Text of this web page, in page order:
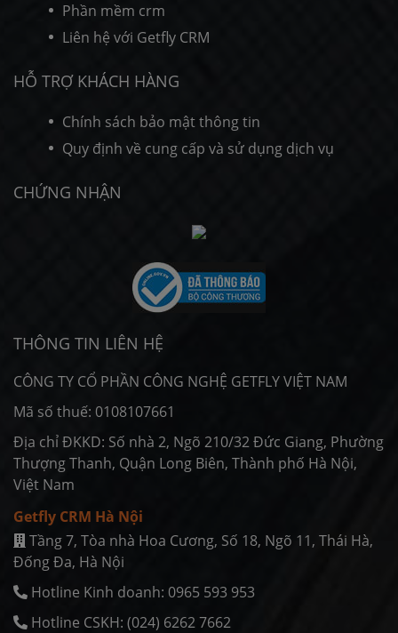
Phần mềm crm
Liên hệ với Getfly CRM
HỖ TRỢ KHÁCH HÀNG
Chính sách bảo mật thông tin
Quy định về cung cấp và sử dụng dịch vụ
CHỨNG NHẬN
THÔNG TIN LIÊN HỆ
CÔNG TY CỔ PHẦN CÔNG NGHỆ GETFLY VIỆT NAM
Mã số thuế: 0108107661
Địa chỉ ĐKKD: Số nhà 2, Ngõ 210/32 Đức Giang, Phường
Thượng Thanh, Quận Long Biên, Thành phố Hà Nội,
Việt Nam
Getfly CRM Hà Nội
Tầng 7, Tòa nhà Hoa Cương, Số 18, Ngõ 11, Thái Hà,
Ðống Ða, Hà Nội
Hotline Kinh doanh: 0965 593 953
Hotline CSKH: (024) 6262 7662